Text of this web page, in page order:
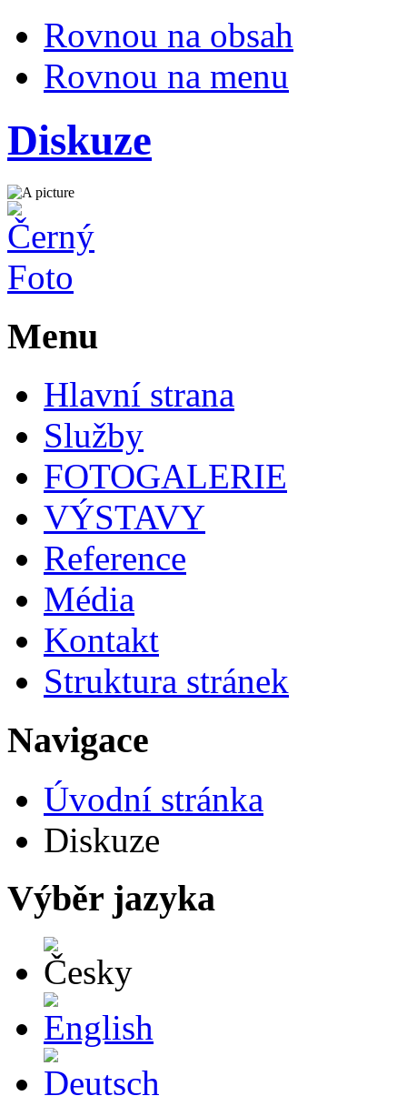
Rovnou na obsah
Rovnou na menu
Diskuze
Menu
Hlavní strana
Služby
FOTOGALERIE
VÝSTAVY
Reference
Média
Kontakt
Struktura stránek
Navigace
Úvodní stránka
Diskuze
Výběr jazyka